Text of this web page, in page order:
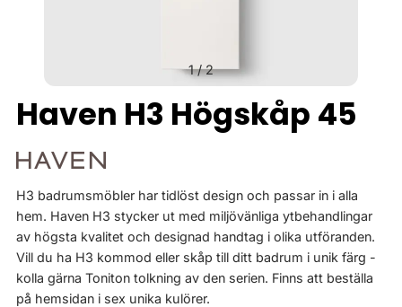
1/2
Haven H3 Högskåp 45
H3 badrumsmöbler har tidlöst design och passar in i alla
hem. Haven H3 stycker ut med miljövänliga ytbehandlingar
av högsta kvalitet och designad handtag i olika utföranden.
Vill du ha H3 kommod eller skåp till ditt badrum i unik färg -
kolla gärna Toniton tolkning av den serien. Finns att beställa
på hemsidan i sex unika kulörer.